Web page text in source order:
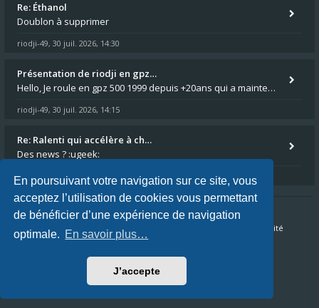
En poursuivant votre navigation sur ce site, vous
acceptez l’utilisation de cookies vous permettant
de bénéficier d’une expérience de navigation
optimale. En savoir plus…
J’accepte
Re: Éthanol
Doublon à supprimer
riodji-49, 30 juil. 2026, 14:30
Présentation de riodji en gpz…
Hello, Je roule en gpz 500 1999 depuis +20ans qui a maintenant passé les 150.000km au compteur. C'est un peu la grande s
riodji-49, 30 juil. 2026, 14:15
Re: Ralenti qui accélère à ch…
Des news ? :ugeek:
Kawaer5,30 juil. 2026, 07:28
Accueil du forum FAQ Confidentialité
Fuseau horaire sur